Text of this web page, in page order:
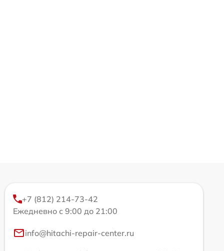
+7 (812) 214-73-42
Ежедневно с 9:00 до 21:00
info@hitachi-repair-center.ru